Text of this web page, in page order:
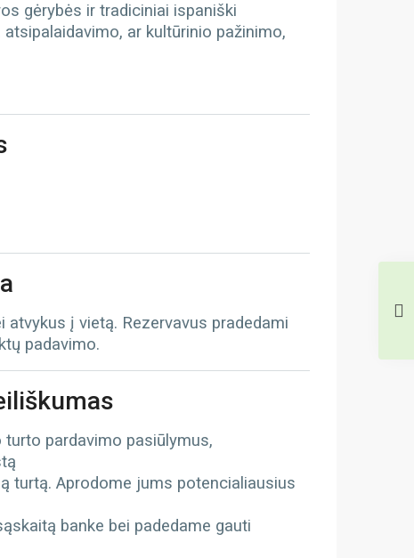
gėrybės ir tradiciniai ispaniški
ar kultūrinio pažinimo,
į vietą. Rezervavus pradedami
padavimo.
pardavimo pasiūlymus,
turtą. Aprodome jums potencialiausius
banke bei padedame gauti